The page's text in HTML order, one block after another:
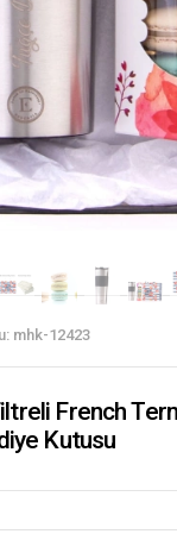
mhk-12423
French
Kutusu